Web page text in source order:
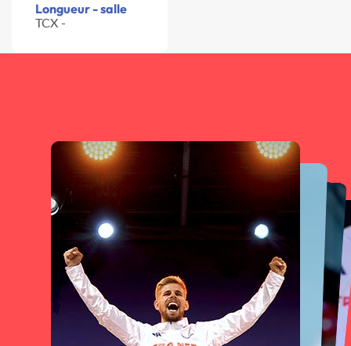
Longueur - salle
TCX -